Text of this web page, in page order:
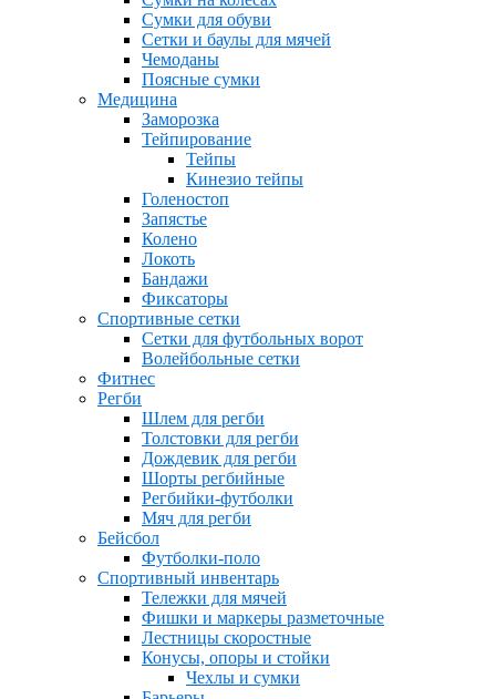
Сумки для обуви
Сетки и баулы для мячей
Чемоданы
Поясные сумки
Медицина
Заморозка
Тейпирование
Тейпы
Кинезио тейпы
Голеностоп
Запястье
Колено
Локоть
Бандажи
Фиксаторы
Спортивные сетки
Сетки для футбольных ворот
Волейбольные сетки
Фитнес
Регби
Шлем для регби
Толстовки для регби
Дождевик для регби
Шорты регбийные
Регбийки-футболки
Мяч для регби
Бейсбол
Футболки-поло
Спортивный инвентарь
Тележки для мячей
Фишки и маркеры разметочные
Лестницы скоростные
Конусы, опоры и стойки
Чехлы и сумки